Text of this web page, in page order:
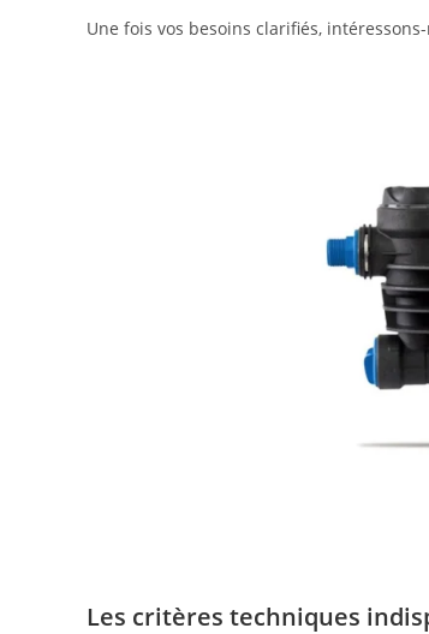
Une fois vos besoins clarifiés,
Les critères techniques